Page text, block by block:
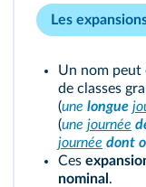
Les
Un nom peut
de classes
(une longue
(une journée
journée dont
Ces
nominal .